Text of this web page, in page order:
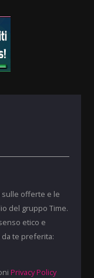
sulle offerte e le
del gruppo Time.
etico e
te preferita:
Privacy Policy